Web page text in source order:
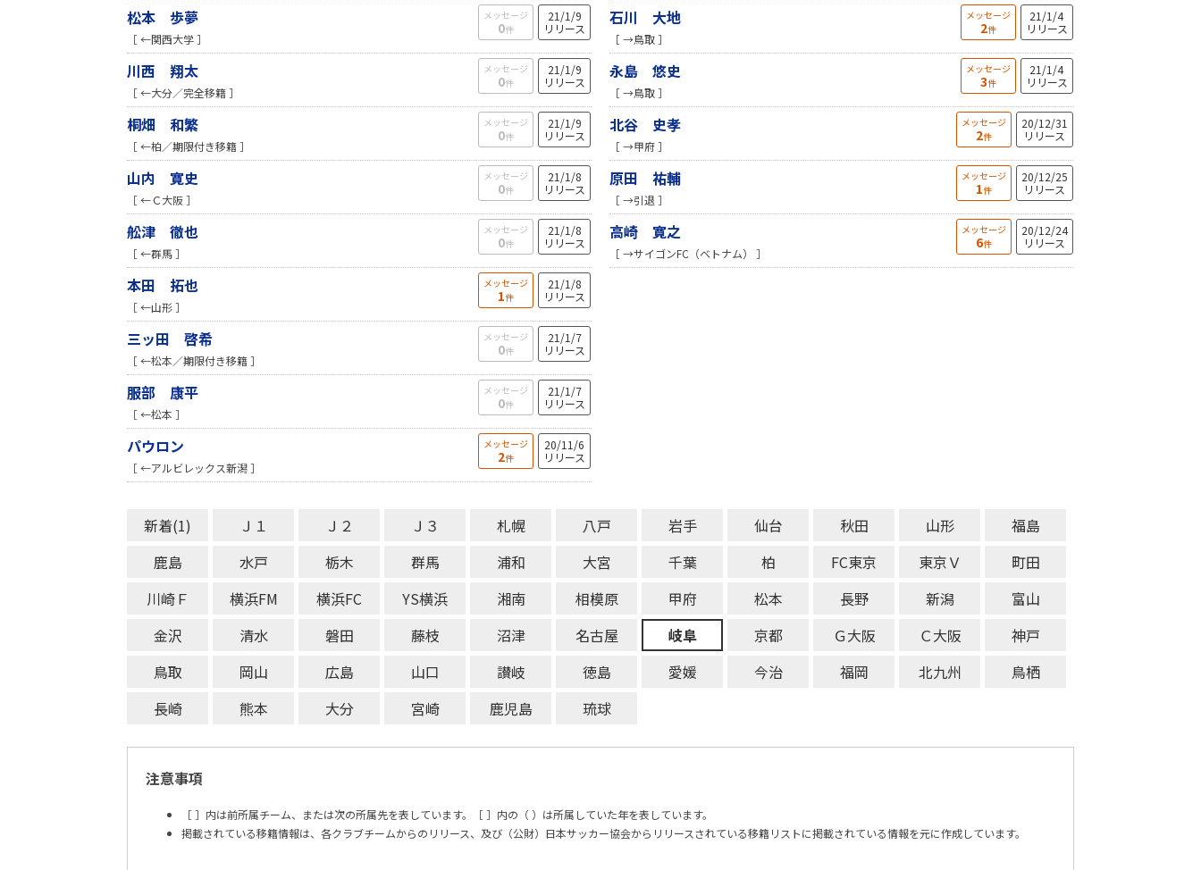
松本 歩夢
［ ←関西大学 ］
メッセージ
0件
21/1/9
リリース
川西 翔太
［ ←大分／完全移籍 ］
メッセージ
0件
21/1/9
リリース
桐畑 和繁
［ ←柏／期限付き移籍 ］
メッセージ
0件
21/1/9
リリース
山内 寛史
［ ←Ｃ大阪 ］
メッセージ
0件
21/1/8
リリース
舩津 徹也
［ ←群馬 ］
メッセージ
0件
21/1/8
リリース
本田 拓也
［ ←山形 ］
メッセージ
1件
21/1/8
リリース
三ッ田 啓希
［ ←松本／期限付き移籍 ］
メッセージ
0件
21/1/7
リリース
服部 康平
［ ←松本 ］
メッセージ
0件
21/1/7
リリース
パウロン
［ ←アルビレックス新潟 ］
メッセージ
2件
20/11/6
リリース
石川 大地
［ →鳥取 ］
メッセージ
2件
21/1/4
リリース
永島 悠史
［ →鳥取 ］
メッセージ
3件
21/1/4
リリース
北谷 史孝
［ →甲府 ］
メッセージ
2件
20/12/31
リリース
原田 祐輔
［ →引退 ］
メッセージ
1件
20/12/25
リリース
高崎 寛之
［ →サイゴンFC（ベトナム） ］
メッセージ
6件
20/12/24
リリース
新着(1) Ｊ１ Ｊ２ Ｊ３ 札幌 八戸 岩手 仙台 秋田 山形
福島
鹿島
水戸 栃木 群馬 浦和 大宮 千葉 柏 FC東京 東京Ｖ
町田
川崎Ｆ
横浜FM 横浜FC YS横浜 湘南 相模原 甲府 松本 長野 新潟
富山
金沢
清水 磐田 藤枝 沼津 名古屋 岐阜 京都 Ｇ大阪 Ｃ大阪
神戸
鳥取
岡山 広島 山口 讃岐 徳島 愛媛 今治 福岡 北九州
鳥栖
長崎
熊本 大分 宮崎 鹿児島 琉球
注意事項
［ ］内は前所属チーム、または次の所属先を表しています。［ ］内の（ ）は所属していた年を表しています。
掲載されている移籍情報は、各クラブチームからのリリース、及び（公財）日本サッカー協会からリリースされている移籍リストに掲載されている情報を元に作成しています。